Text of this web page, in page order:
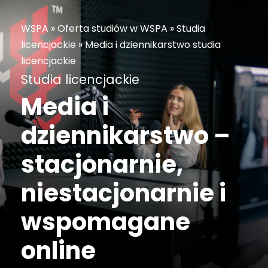
WSPA »Oferta studiów w WSPA »Studia
licencjackie »Media i dziennikarstwo studia
licencjackie
Studia licencjackie
Media i
dziennikarstwo –
stacjonarnie,
niestacjonarnie i
wspomagane
online